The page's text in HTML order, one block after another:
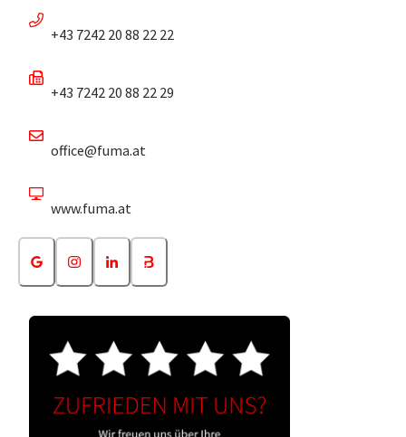
+43 7242 20 88 22 22
+43 7242 20 88 22 29
office@fuma.at
www.fuma.at